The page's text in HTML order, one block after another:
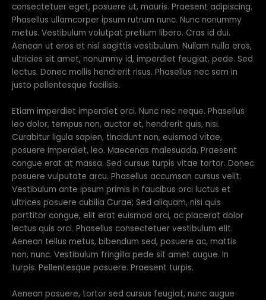
consectetuer eget, posuere ut, mauris. Praesent adipiscing.
Phasellus ullamcorper ipsum rutrum nunc. Nunc nonummy
metus. Vestibulum volutpat pretium libero. Cras id dui.
Aenean ut eros et nisl sagittis vestibulum. Nullam nulla eros,
ultricies sit amet, nonummy id, imperdiet feugiat, pede. Sed
lectus. Donec mollis hendrerit risus. Phasellus nec sem in
justo pellentesque facilisis.
Etiam imperdiet imperdiet orci. Nunc nec neque. Phasellus
leo dolor, tempus non, auctor et, hendrerit quis, nisi.
Curabitur ligula sapien, tincidunt non, euismod vitae,
posuere imperdiet, leo. Maecenas malesuada. Praesent
congue erat at massa. Sed cursus turpis vitae tortor. Donec
posuere vulputate arcu. Phasellus accumsan cursus velit.
Vestibulum ante ipsum primis in faucibus orci luctus et
ultrices posuere cubilia Curae; Sed aliquam, nisi quis
porttitor congue, elit erat euismod orci, ac placerat dolor
lectus quis orci. Phasellus consectetuer vestibulum elit.
Aenean tellus metus, bibendum sed, posuere ac, mattis
non, nunc. Vestibulum fringilla pede sit amet augue. In
turpis. Pellentesque posuere. Praesent turpis.
Aenean posuere, tortor sed cursus feugiat, nunc augue